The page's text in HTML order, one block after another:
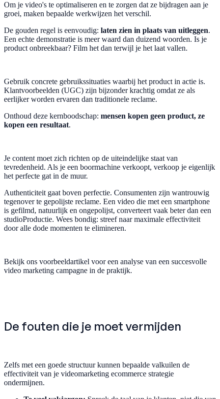
Om je video's te optimaliseren en te zorgen dat ze bijdragen aan je
groei, maken bepaalde werkwijzen het verschil.
De gouden regel is eenvoudig: laten zien in plaats van uitleggen.
Een echte demonstratie is meer waard dan duizend woorden. Is je
product onbreekbaar? Film het dan terwijl je het laat vallen.
Gebruik concrete gebruikssituaties waarbij het product in actie is.
Klantvoorbeelden (UGC) zijn bijzonder krachtig omdat ze als
eerlijker worden ervaren dan traditionele reclame.
Onthoud deze kernboodschap: mensen kopen geen product, ze
kopen een resultaat.
Je content moet zich richten op de uiteindelijke staat van
tevredenheid. Als je een boormachine verkoopt, verkoop je eigenlijk
het perfecte gat in de muur.
Authenticiteit gaat boven perfectie. Consumenten zijn wantrouwig
tegenover te gepolijste reclame. Een video die met een smartphone
is gefilmd, natuurlijk en ongepolijst, converteert vaak beter dan een
studioProductie. Wees bondig: streef naar maximale effectiviteit
door alle dode momenten te elimineren.
Bekijk ons voorbeeldartikel voor een analyse van een succesvolle
video marketing campagne in de praktijk.
De fouten die je moet vermijden
Zelfs met een goede structuur kunnen bepaalde valkuilen de
effectiviteit van je videomarketing ecommerce strategie
ondermijnen.